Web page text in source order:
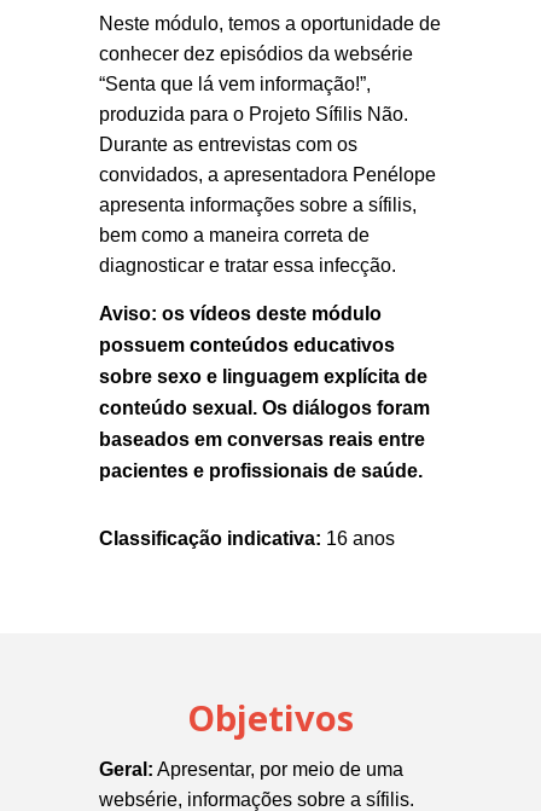
Neste módulo, temos a oportunidade de
conhecer dez episódios da websérie
“Senta que lá vem informação!”,
produzida para o Projeto Sífilis Não.
Durante as entrevistas com os
convidados, a apresentadora Penélope
apresenta informações sobre a sífilis,
bem como a maneira correta de
diagnosticar e tratar essa infecção.
Aviso: os vídeos deste módulo
possuem conteúdos educativos
sobre sexo e linguagem explícita de
conteúdo sexual. Os diálogos foram
baseados em conversas reais entre
pacientes e profissionais de saúde.
Classificação indicativa: 16 anos
Objetivos
Geral: Apresentar, por meio de uma
websérie, informações sobre a sífilis.